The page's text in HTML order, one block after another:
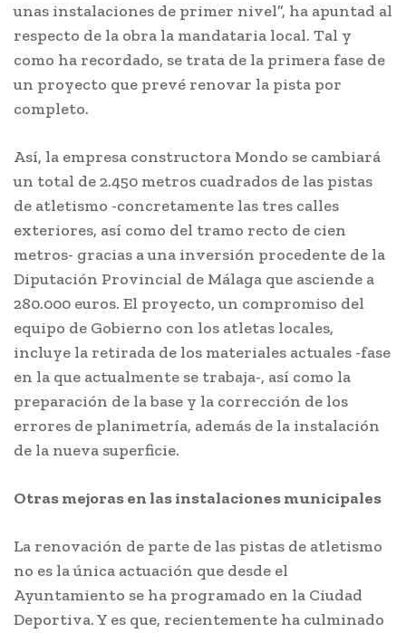
unas instalaciones de primer nivel”, ha apuntad al
respecto de la obra la mandataria local. Tal y
como ha recordado, se trata de la primera fase de
un proyecto que prevé renovar la pista por
completo.
Así, la empresa constructora Mondo se cambiará
un total de 2.450 metros cuadrados de las pistas
de atletismo -concretamente las tres calles
exteriores, así como del tramo recto de cien
metros- gracias a una inversión procedente de la
Diputación Provincial de Málaga que asciende a
280.000 euros. El proyecto, un compromiso del
equipo de Gobierno con los atletas locales,
incluye la retirada de los materiales actuales -fase
en la que actualmente se trabaja-, así como la
preparación de la base y la corrección de los
errores de planimetría, además de la instalación
de la nueva superficie.
Otras mejoras en las instalaciones municipales
La renovación de parte de las pistas de atletismo
no es la única actuación que desde el
Ayuntamiento se ha programado en la Ciudad
Deportiva. Y es que, recientemente ha culminado